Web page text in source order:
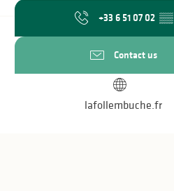
+33 6 51 07 02 ▒▒
Contact us
lafollembuche.fr